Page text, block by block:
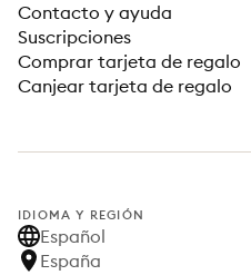
Contacto y ayuda
Suscripciones
Comprar tarjeta de regalo
Canjear tarjeta de regalo
IDIOMA Y REGIÓN
Español
España